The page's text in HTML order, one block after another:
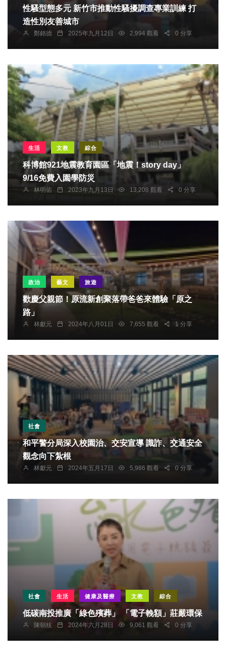
性騷型態多元 新竹市推動性騷擾調查專業訓練 打
造性別友善城市
鄭銘德 2025年九月12日 2,994 觀看 0 分享
生活 文教 綜合
科博館921地震教育園區「地震！story day」
9/16免費入園學防災
林明佑 2023年九月13日 13,208 觀看 0 分享
政治 藝文 旅遊
歡慶父親節！原流新創聚落帶爸爸來體驗「原之
路」
林獻元 2024年八月01日 7,655 觀看 1 分享
社會
和平警分局深入校園治、交安宣導 識詐、交通安全
觀念向下紮根
林獻元 2024年五月17日 5,986 觀看 0 分享
社會 生活 健康及醫療 文教 綜合
低碳南投推廣「綠色殯葬」 「電子輓額」莊嚴環保
陳朝枝 2024年六月28日 9,061 觀看 0 分享